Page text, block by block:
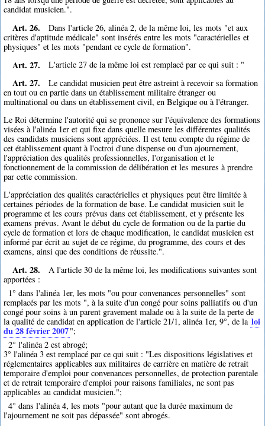
candidat musicien.".
Art. 26.
Dans l'article 26, alinéa 2, de la même loi, les mots "et aux
critères d'aptitude médicale" sont insérés entre les mots "caractérielles et
physiques" et les mots "pendant ce cycle de formation".
Art. 27. L'article 27 de la même loi est remplacé par ce qui suit : "
Art. 27.
Le candidat musicien peut être astreint à recevoir sa formation
en tout ou en partie dans un établissement militaire étranger ou
multinational ou dans un établissement civil, en Belgique ou à l'étranger.
Le Roi détermine l'autorité qui se prononce sur l'équivalence des formations
visées à l'alinéa 1er et qui fixe dans quelle mesure les différentes qualités
des candidats musiciens sont appréciées. Il est tenu compte du régime de
cet établissement quant à l'octroi d'une dispense ou d'un ajournement,
l'appréciation des qualités professionnelles, l'organisation et le
fonctionnement de la commission de délibération et les mesures à prendre
par cette commission.
L'appréciation des qualités caractérielles et physiques peut être limitée à
certaines périodes de la formation de base. Le candidat musicien suit le
programme et les cours prévus dans cet établissement, et y présente les
examens prévus. Avant le début du cycle de formation ou de la partie du
cycle de formation et lors de chaque modification, le candidat musicien est
informé par écrit au sujet de ce régime, du programme, des cours et des
examens, ainsi que des conditions de réussite.".
Art. 28.
A l'article 30 de la même loi, les modifications suivantes sont
apportées :
1° dans l'alinéa 1er, les mots "ou pour convenances personnelles" sont
remplacés par les mots ", à la suite d'un congé pour soins palliatifs ou d'un
congé pour soins à un parent gravement malade ou à la suite de la perte de
la qualité de candidat en application de l'article 21/1, alinéa 1er, 9°, de la loi
du 28 février 2007";
2° l'alinéa 2 est abrogé;
3° l'alinéa 3 est remplacé par ce qui suit : "Les dispositions législatives et
réglementaires applicables aux militaires de carrière en matière de retrait
temporaire d'emploi pour convenances personnelles, de protection parentale
et de retrait temporaire d'emploi pour raisons familiales, ne sont pas
applicables au candidat musicien.";
4° dans l'alinéa 4, les mots "pour autant que la durée maximum de
l'ajournement ne soit pas dépassée" sont abrogés.